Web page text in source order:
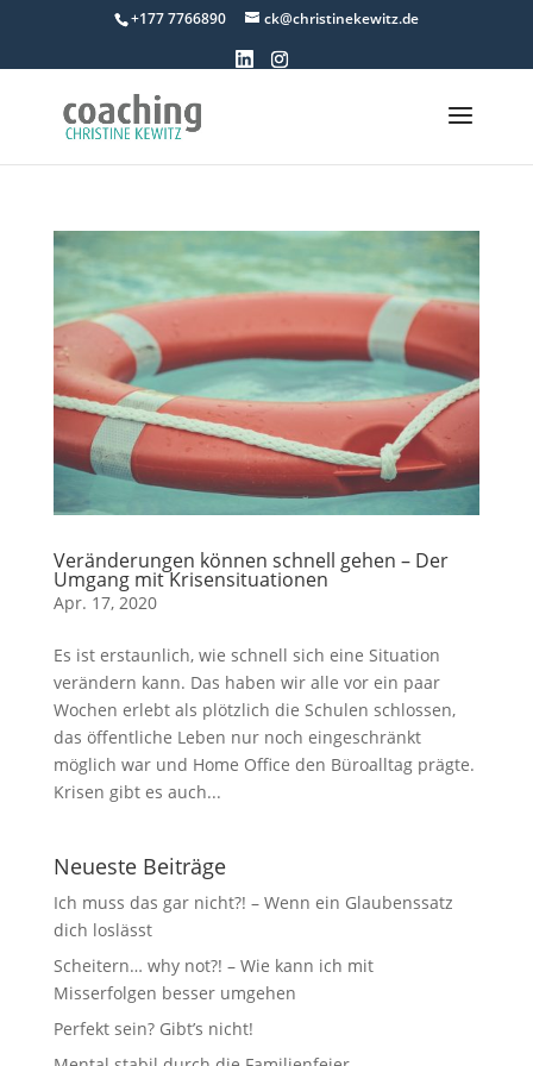
+177 7766890 ck@christinekewitz.de
Veränderungen können schnell gehen – Der
Umgang mit Krisensituationen
Apr. 17, 2020
Es ist erstaunlich, wie schnell sich eine Situation
verändern kann. Das haben wir alle vor ein paar
Wochen erlebt als plötzlich die Schulen schlossen,
das öffentliche Leben nur noch eingeschränkt
möglich war und Home Office den Büroalltag prägte.
Krisen gibt es auch...
Neueste Beiträge
Ich muss das gar nicht?! – Wenn ein Glaubenssatz
dich loslässt
Scheitern… why not?! – Wie kann ich mit
Misserfolgen besser umgehen
Perfekt sein? Gibt’s nicht!